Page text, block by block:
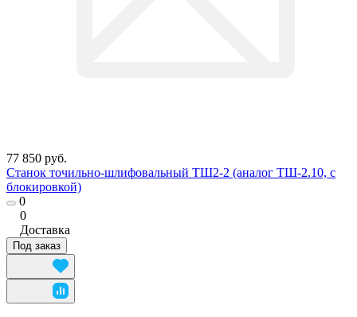
77 850 руб.
Станок точильно-шлифовальный ТШ2-2 (аналог ТШ-2.10, с
блокировкой)
0
0
Доставка
Под заказ